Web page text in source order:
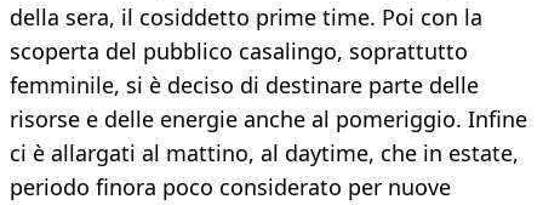
della sera, il cosiddetto prime time. Poi con la
scoperta del pubblico casalingo, soprattutto
femminile, si è deciso di destinare parte delle
risorse e delle energie anche al pomeriggio. Infine
ci è allargati al mattino, al daytime, che in estate,
periodo finora poco considerato per nuove